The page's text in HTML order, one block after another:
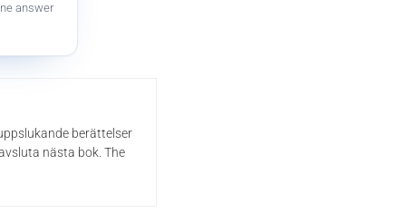
answer
berättelser
nästa bok. The